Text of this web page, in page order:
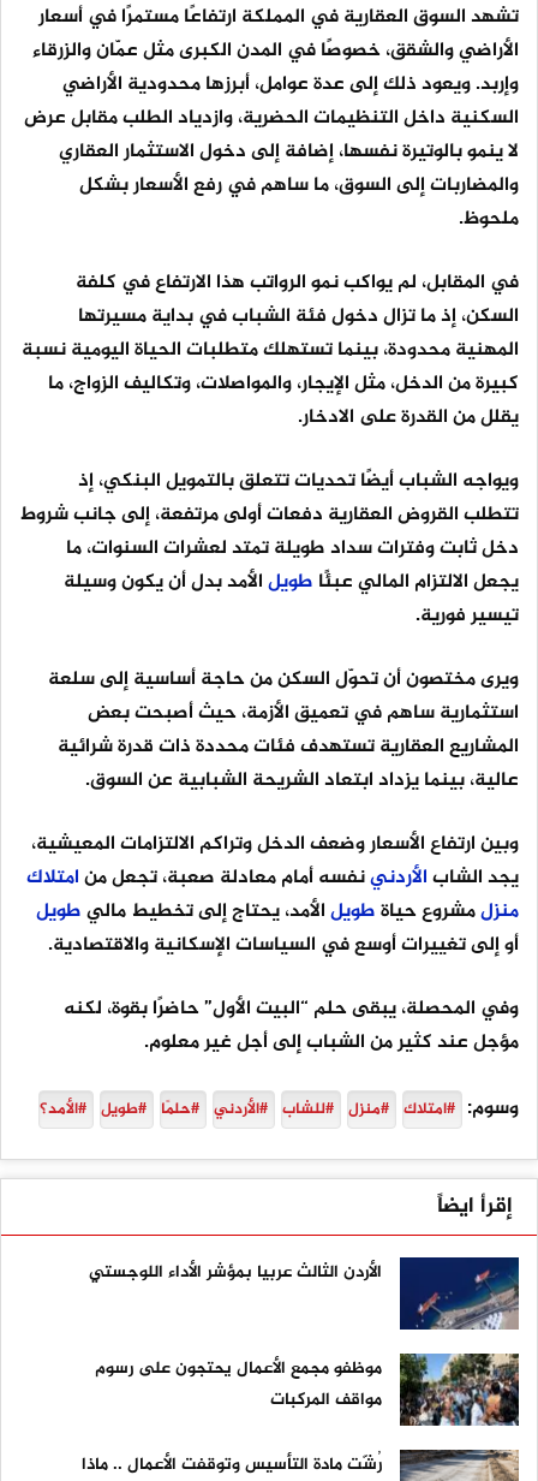
تشهد السوق العقارية في المملكة ارتفاعًا مستمرًا في أسعار
الأراضي والشقق، خصوصًا في المدن الكبرى مثل عمّان والزرقاء
وإربد. ويعود ذلك إلى عدة عوامل، أبرزها محدودية الأراضي
السكنية داخل التنظيمات الحضرية، وازدياد الطلب مقابل عرض
لا ينمو بالوتيرة نفسها، إضافة إلى دخول الاستثمار العقاري
والمضاربات إلى السوق، ما ساهم في رفع الأسعار بشكل
ملحوظ.
في المقابل، لم يواكب نمو الرواتب هذا الارتفاع في كلفة
السكن، إذ ما تزال دخول فئة الشباب في بداية مسيرتها
المهنية محدودة، بينما تستهلك متطلبات الحياة اليومية نسبة
كبيرة من الدخل، مثل الإيجار، والمواصلات، وتكاليف الزواج، ما
يقلل من القدرة على الادخار.
ويواجه الشباب أيضًا تحديات تتعلق بالتمويل البنكي، إذ
تتطلب القروض العقارية دفعات أولى مرتفعة، إلى جانب شروط
دخل ثابت وفترات سداد طويلة تمتد لعشرات السنوات، ما
يجعل الالتزام المالي عبئًا طويلالأمد بدل أن يكون وسيلة
تيسير فورية.
ويرى مختصون أن تحوّل السكن من حاجة أساسية إلى سلعة
استثمارية ساهم في تعميق الأزمة، حيث أصبحت بعض
المشاريع العقارية تستهدف فئات محددة ذات قدرة شرائية
عالية، بينما يزداد ابتعاد الشريحة الشبابية عن السوق.
وبين ارتفاع الأسعار وضعف الدخل وتراكم الالتزامات المعيشية،
يجد الشابالأردنينفسه أمام معادلة صعبة، تجعل منامتلاك
منزلمشروع حياةطويلالأمد، يحتاج إلى تخطيط ماليطويل
أو إلى تغييرات أوسع في السياسات الإسكانية والاقتصادية.
وفي المحصلة، يبقى حلم “البيت الأول” حاضرًا بقوة، لكنه
مؤجل عند كثير من الشباب إلى أجل غير معلوم.
وسوم: #امتلاك #منزل #للشاب #الأردني #حلمًا #طويل #الأمد؟
إقرأ ايضاً
الأردن الثالث عربيا بمؤشر الأداء اللوجستي
موظفو مجمع الأعمال يحتجون على رسوم
مواقف المركبات
رُشّت مادة التأسيس وتوقفت الأعمال .. ماذا